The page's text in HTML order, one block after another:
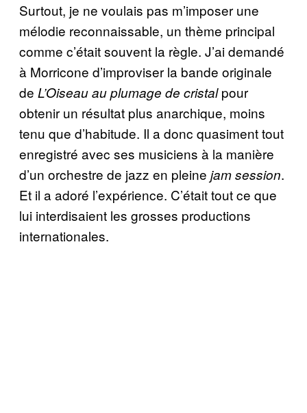
Surtout, je ne voulais pas m’imposer une
mélodie reconnaissable, un thème principal
comme c’était souvent la règle. J’ai demandé
à Morricone d’improviser la bande originale
de L’Oiseau au plumage de cristalpour
obtenir un résultat plus anarchique, moins
tenu que d’habitude. Il a donc quasiment tout
enregistré avec ses musiciens à la manière
d’un orchestre de jazz en pleine jam session.
Et il a adoré l’expérience. C’était tout ce que
lui interdisaient les grosses productions
internationales.